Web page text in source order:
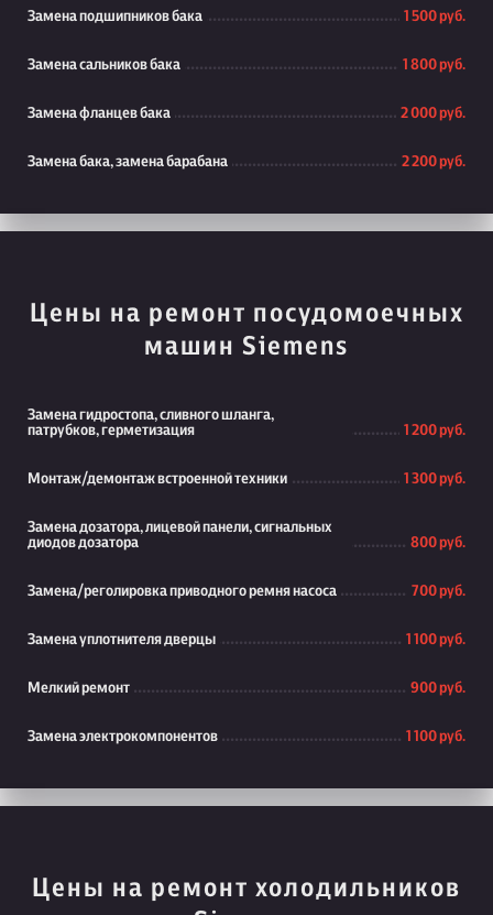
Замена подшипников бака 1 500 руб.
Замена сальников бака 1 800 руб.
Замена фланцев бака 2 000 руб.
Замена бака, замена барабана 2 200 руб.
Цены на ремонт посудомоечных
машин Siemens
Замена гидростопа, сливного шланга,
патрубков, герметизация
1 200 руб.
Монтаж/демонтаж встроенной техники 1 300 руб.
Замена дозатора, лицевой панели, сигнальных
диодов дозатора
800 руб.
Замена/реголировка приводного ремня насоса 700 руб.
Замена уплотнителя дверцы 1 100 руб.
Мелкий ремонт 900 руб.
Замена электрокомпонентов 1 100 руб.
Цены на ремонт холодильников